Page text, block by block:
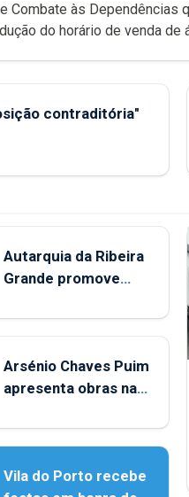
Combate às Dependências
do horário de venda de
contraditória"
Autarquia da Ribeira
Grande promove
Verão"
Arsénio Chaves Puim
apresenta obras na
Porto
Vila do Porto recebe